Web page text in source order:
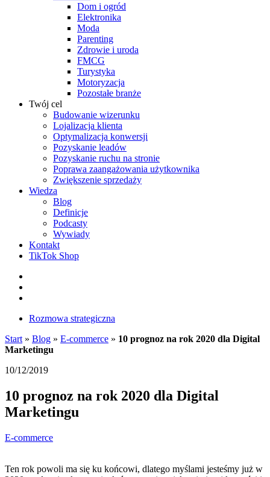
Dom i ogród
Elektronika
Moda
Parenting
Zdrowie i uroda
FMCG
Turystyka
Motoryzacja
Pozostałe branże
Twój cel
Budowanie wizerunku
Lojalizacja klienta
Optymalizacja konwersji
Pozyskanie leadów
Pozyskanie ruchu na stronie
Poprawa zaangażowania użytkownika
Zwiększenie sprzedaży
Wiedza
Blog
Definicje
Podcasty
Wywiady
Kontakt
TikTok Shop
Rozmowa strategiczna
Start » Blog » E-commerce » 10 prognoz na rok 2020 dla Digital
Marketingu
10/12/2019
10 prognoz na rok 2020 dla Digital
Marketingu
E-commerce
Ten rok powoli ma się ku końcowi, dlatego myślami jesteśmy już w